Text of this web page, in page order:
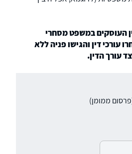
העוסקים במשפט מסחרי
עורכי דין והגישו פניה ללא
עורך הדין.
ממומן)